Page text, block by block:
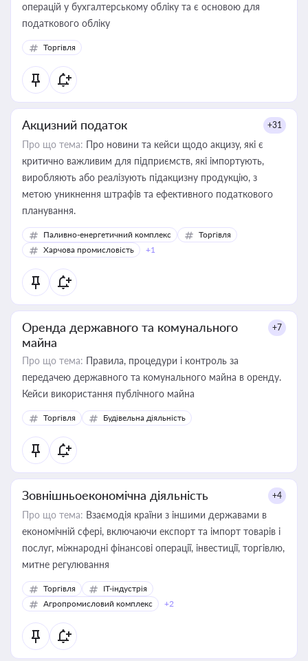
операцій у бухгалтерському обліку та є основою для
податкового обліку
Торгівля
Акцизний податок +31
Про що тема: Про новини та кейси щодо акцизу, які є
критично важливим для підприємств, які імпортують,
виробляють або реалізують підакцизну продукцію, з
метою уникнення штрафів та ефективного податкового
планування.
Паливно-енергетичний комплекс
Торгівля
Харчова промисловість
+1
Оренда державного та комунального
майна
+7
Про що тема: Правила, процедури і контроль за
передачею державного та комунального майна в оренду.
Кейси використання публічного майна
Торгівля Будівельна діяльність
Зовнішньоекономічна діяльність +4
Про що тема: Взаємодія країни з іншими державами в
економічній сфері, включаючи експорт та імпорт товарів і
послуг, міжнародні фінансові операції, інвестиції, торгівлю,
митне регулювання
Торгівля
IT-індустрія
Агропромисловий комплекс
+2